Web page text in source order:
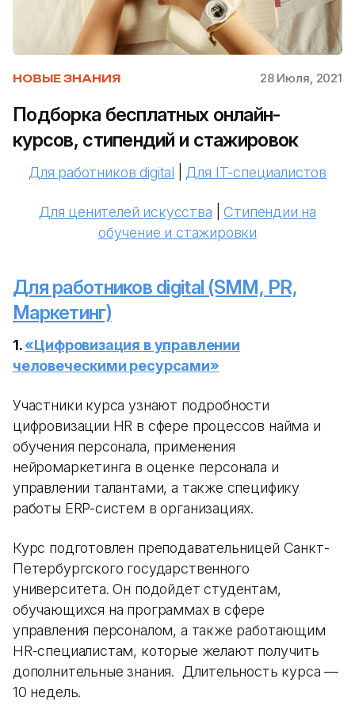
НОВЫЕ ЗНАНИЯ 28 Июля, 2021
Подборка бесплатных онлайн-
курсов, стипендий и стажировок
Для работников digital Для IT-специалистов
Для ценителей искусства |Стипендии на
обучение и стажировки
Для работников digital (SMM, PR,
Маркетинг)
1.«Цифровизация в управлении
человеческими ресурсами»
Участники курса узнают подробности
цифровизации HR в сфере процессов найма и
обучения персонала, применения
нейромаркетинга в оценке персонала и
управлении талантами, а также специфику
работы ERP-систем в организациях.
Курс подготовлен преподавательницей Санкт-
Петербургского государственного
университета. Он подойдет студентам,
обучающихся на программах в сфере
управления персоналом, а также работающим
HR-специалистам, которые желают получить
дополнительные знания. Длительность курса —
10 недель.